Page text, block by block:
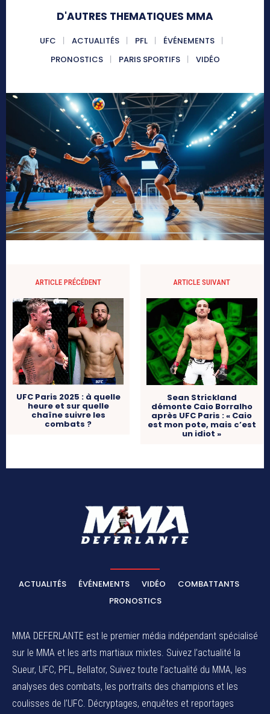
D'AUTRES THEMATIQUES MMA
UFC ACTUALITÉS PFL
ÉVÉNEMENTS
PRONOSTICS
PARIS SPORTIFS VIDÉO
ARTICLE PRÉCÉDENT
UFC Paris 2025 : à quelle
heure et sur quelle
chaîne suivre les
combats ?
ARTICLE SUIVANT
Sean Strickland
démonte Caio Borralho
après UFC Paris : « Caio
est mon pote, mais c’est
un idiot »
ACTUALITÉS ÉVÉNEMENTS VIDÉO
COMBATTANTS
PRONOSTICS
MMA DEFERLANTE est le premier média indépendant spécialisé
sur le MMA et les arts martiaux mixtes. Suivez l’actualité la
Sueur, UFC, PFL, Bellator, Suivez toute l’actualité du MMA, les
analyses des combats, les portraits des champions et les
coulisses de l’UFC. Décryptages, enquêtes et reportages